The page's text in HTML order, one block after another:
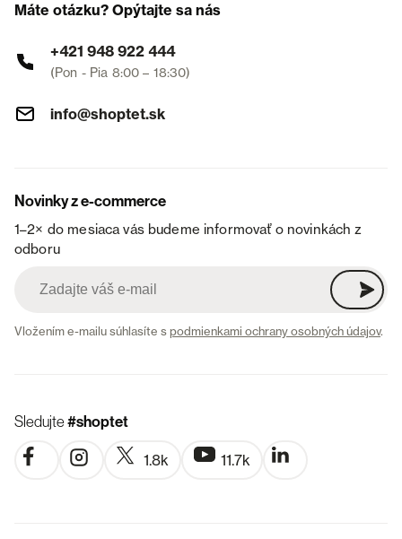
Máte otázku? Opýtajte sa nás
+421 948 922 444
(Pon - Pia 8:00 – 18:30)
info@shoptet.sk
Novinky z e-commerce
1–2× do mesiaca vás budeme informovať o novinkách z
odboru
Vložením e-mailu súhlasíte spodmienkami ochrany osobných údajov.
Sledujte#shoptet
1.8k 11.7k